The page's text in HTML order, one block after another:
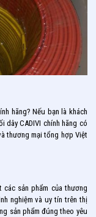
hãng? Nếu bạn là khách
dây CADIVI chính hãng có
thương mại tổng hợp Việt
sản phẩm của thương
nghiệm và uy tín trên thị
sản phẩm đúng theo yêu